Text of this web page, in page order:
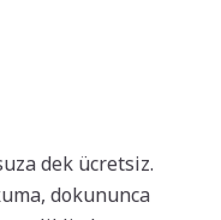
dek ücretsiz.
dokununca